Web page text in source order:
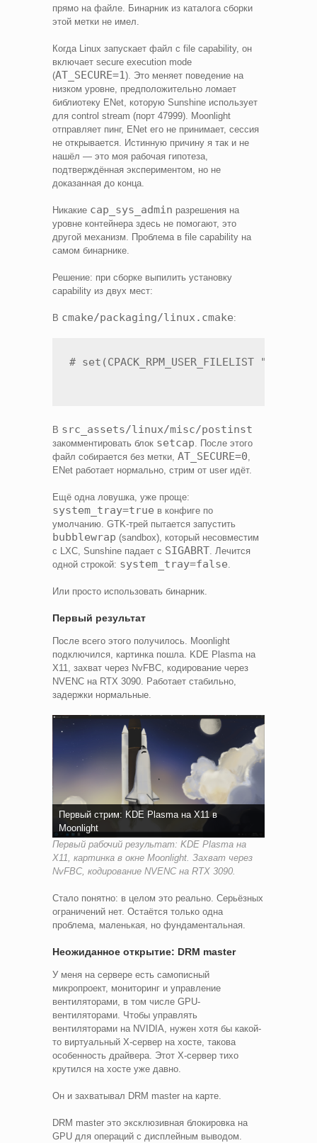
прямо на файле. Бинарник из каталога сборки
этой метки не имел.
Когда Linux запускает файл с file capability, он
включает secure execution mode
(AT_SECURE=1 ). Это меняет поведение на
низком уровне, предположительно ломает
библиотеку ENet, которую Sunshine использует
для control stream (порт 47999). Moonlight
отправляет пинг, ENet его не принимает, сессия
не открывается. Истинную причину я так и не
нашёл — это моя рабочая гипотеза,
подтверждённая экспериментом, но не
доказанная до конца.
Никакие cap_sys_admin разрешения на
уровне контейнера здесь не помогают, это
другой механизм. Проблема в file capability на
самом бинарнике.
Решение: при сборке выпилить установку
capability из двух мест:
В cmake/packaging/linux.cmake:
В src_assets/linux/misc/postinst
закомментировать блок setcap . После этого
файл собирается без метки, AT_SECURE=0
ENet работает нормально, стрим от user идёт.
Ещё одна ловушка, уже проще:
system_tray=true в конфиге по
умолчанию. GTK-трей пытается запустить
bubblewrap (sandbox), который несовместим
с LXC, Sunshine падает с SIGABRT . Лечится
одной строкой: system_tray=false
Или просто использовать бинарник.
Первый результат
После всего этого получилось. Moonlight
подключился, картинка пошла. KDE Plasma на
X11, захват через NvFBC, кодирование через
NVENC на RTX 3090. Работает стабильно,
задержки нормальные.
Первый стрим: KDE Plasma на X11 в
Moonlight
Первый рабочий результат: KDE Plasma на
X11, картинка в окне Moonlight. Захват через
NvFBC, кодирование NVENC на RTX 3090.
Стало понятно: в целом это реально. Серьёзных
ограничений нет. Остаётся только одна
проблема, маленькая, но фундаментальная.
Неожиданное открытие: DRM master
У меня на сервере есть самописный
микропроект, мониторинг и управление
вентиляторами, в том числе GPU-
вентиляторами. Чтобы управлять
вентиляторами на NVIDIA, нужен хотя бы какой-
то виртуальный X-сервер на хосте, такова
особенность драйвера. Этот X-сервер тихо
крутился на хосте уже давно.
Он и захватывал DRM master на карте.
DRM master это эксклюзивная блокировка на
GPU для операций с дисплейным выводом.